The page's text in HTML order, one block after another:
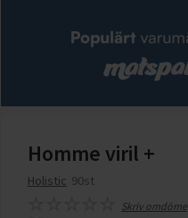
Homme viril +
Holistic 90st
Skriv omdöme